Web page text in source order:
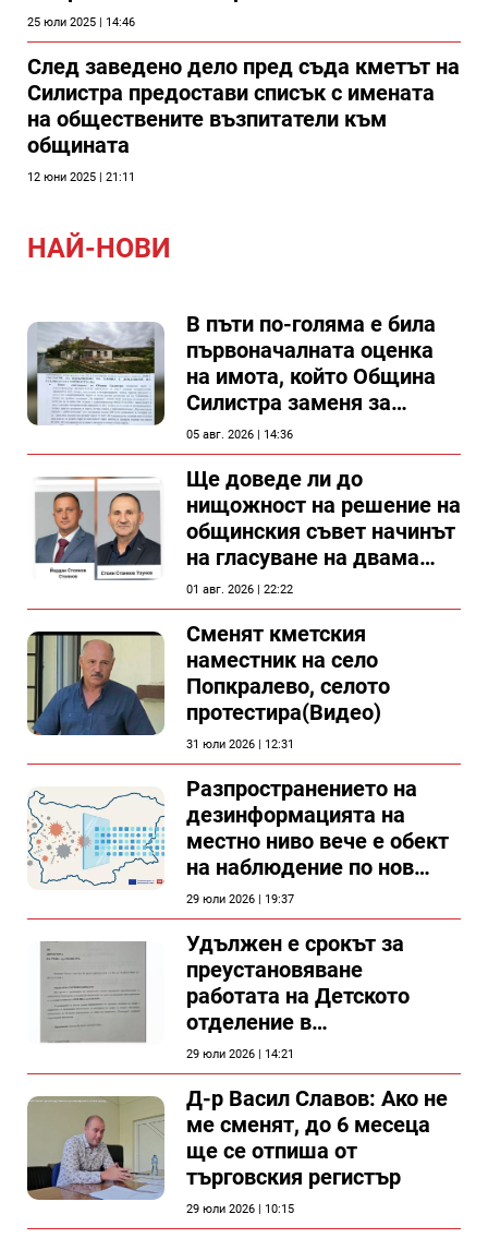
25 юли 2025 | 14:46
След заведено дело пред съда кметът на
Силистра предостави списък с имената
на обществените възпитатели към
общината
12 юни 2025 | 21:11
НАЙ-НОВИ
В пъти по-голяма е била
първоначалната оценка
на имота, който Община
Силистра заменя за
спирка, показват
документи
05 авг. 2026 | 14:36
Ще доведе ли до
нищожност на решение на
общинския съвет начинът
на гласуване на двама
съветници в Силистра?
01 авг. 2026 | 22:22
Сменят кметския
наместник на село
Попкралево, селото
протестира(Видео)
31 юли 2026 | 12:31
Разпространението на
дезинформацията на
местно ниво вече е обект
на наблюдение по нов
проект
29 юли 2026 | 19:37
Удължен е срокът за
преустановяване
работата на Детското
отделение в
силистренската болница
29 юли 2026 | 14:21
Д-р Васил Славов: Ако не
ме сменят, до 6 месеца
ще се отпиша от
търговския регистър
29 юли 2026 | 10:15